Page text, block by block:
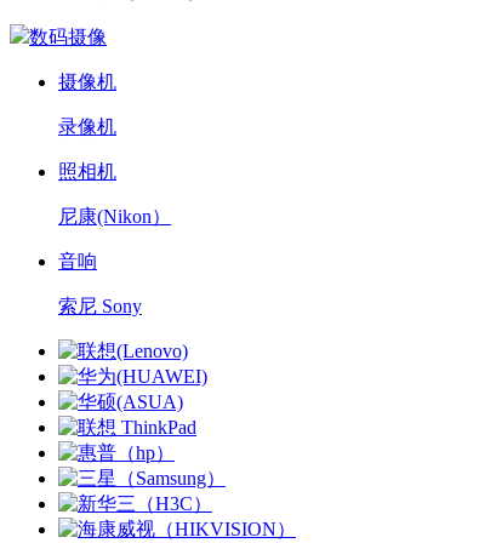
数码摄像
摄像机
录像机
照相机
尼康(Nikon）
音响
索尼 Sony